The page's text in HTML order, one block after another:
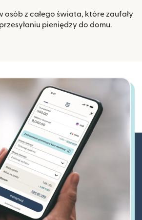
osób z całego świata, które zaufały
pieniędzy do domu.